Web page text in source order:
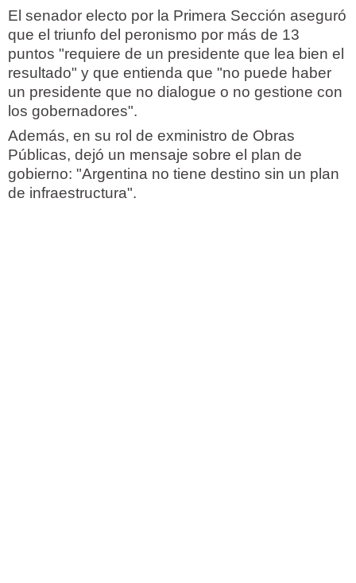
El senador electo por la Primera Sección aseguró
que el triunfo del peronismo por más de 13
puntos "requiere de un presidente que lea bien el
resultado" y que entienda que "no puede haber
un presidente que no dialogue o no gestione con
los gobernadores".
Además, en su rol de exministro de Obras
Públicas, dejó un mensaje sobre el plan de
gobierno: "Argentina no tiene destino sin un plan
de infraestructura".